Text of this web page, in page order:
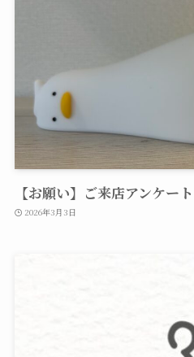
【お願い】ご来店アンケー
2026年3月3日